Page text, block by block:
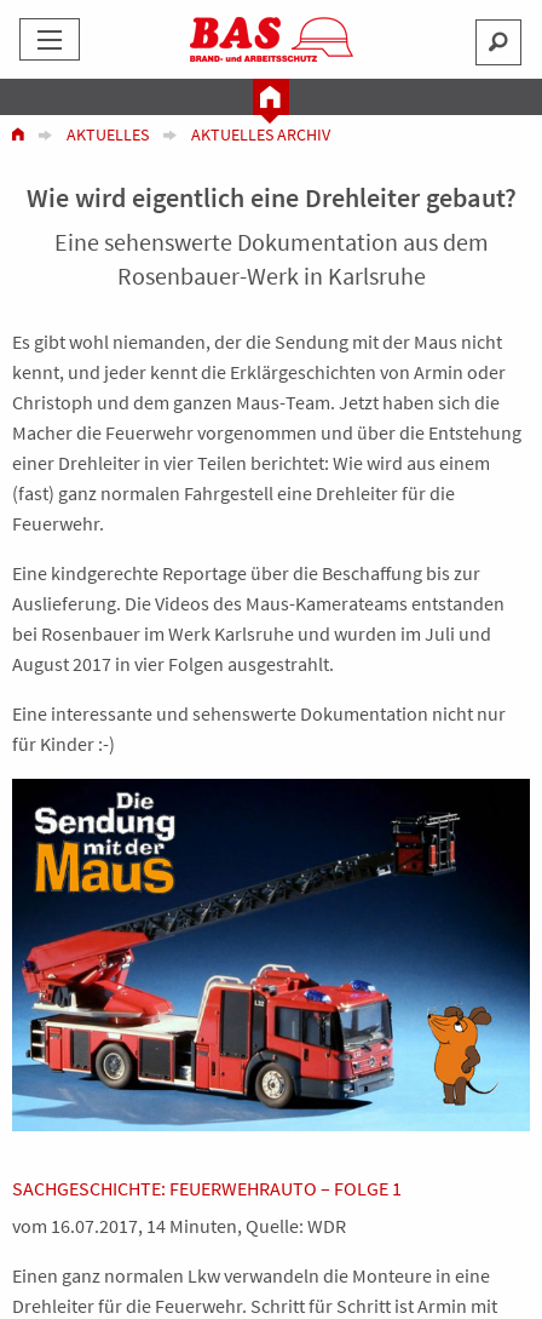
AKTUELLES AKTUELLES ARCHIV
Wie wird eigentlich eine Drehleiter gebaut?
Eine sehenswerte Dokumentation aus dem
Rosenbauer-Werk in Karlsruhe
Es gibt wohl niemanden, der die Sendung mit der Maus nicht
kennt, und jeder kennt die Erklärgeschichten von Armin oder
Christoph und dem ganzen Maus-Team. Jetzt haben sich die
Macher die Feuerwehr vorgenommen und über die Entstehung
einer Drehleiter in vier Teilen berichtet: Wie wird aus einem
(fast) ganz normalen Fahrgestell eine Drehleiter für die
Feuerwehr.
Eine kindgerechte Reportage über die Beschaffung bis zur
Auslieferung. Die Videos des Maus-Kamerateams entstanden
bei Rosenbauer im Werk Karlsruhe und wurden im Juli und
August 2017 in vier Folgen ausgestrahlt.
Eine interessante und sehenswerte Dokumentation nicht nur
für Kinder :-)
SACHGESCHICHTE: FEUERWEHRAUTO – FOLGE 1
vom 16.07.2017, 14 Minuten, Quelle: WDR
Einen ganz normalen Lkw verwandeln die Monteure in eine
Drehleiter für die Feuerwehr. Schritt für Schritt ist Armin mit